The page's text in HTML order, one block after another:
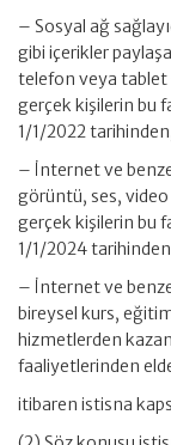
– Sosyal ağ
gibi içerikler
telefon veya tablet
gerçek kişilerin bu
1/1/2022
– İnternet ve
görüntü, ses,
gerçek kişilerin bu
1/1/2024
– İnternet ve
bireysel kurs,
hizmetlerden
faaliyetlerinden
itibaren istisna